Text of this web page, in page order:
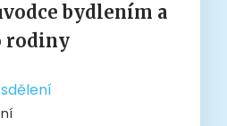
bydlením a
rodiny